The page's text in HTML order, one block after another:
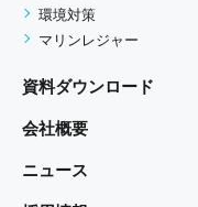
適切に管理し、
たは、お客さま
ために当社が業
必要である場合
示いたしません。
環境対策
マリンレジャー
資料ダウンロード
会社概要
ニュース